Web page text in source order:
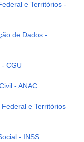
e Territórios -
de Dados -
CGU
- ANAC
e Territórios
- INSS